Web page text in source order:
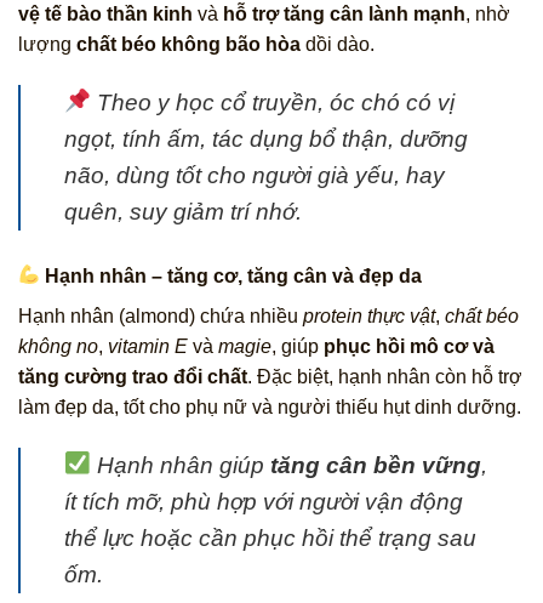
vệ tế bào thần kinh và hỗ trợ tăng cân lành mạnh, nhờ
lượng chất béo không bão hòa dồi dào.
Theo y học cổ truyền, óc chó có vị
ngọt, tính ấm, tác dụng bổ thận, dưỡng
não, dùng tốt cho người già yếu, hay
quên, suy giảm trí nhớ.
Hạnh nhân – tăng cơ, tăng cân và đẹp da
Hạnh nhân (almond) chứa nhiều protein thực vật, chất béo
không no, vitamin E và magie, giúp phục hồi mô cơ và
tăng cường trao đổi chất. Đặc biệt, hạnh nhân còn hỗ trợ
làm đẹp da, tốt cho phụ nữ và người thiếu hụt dinh dưỡng.
Hạnh nhân giúp tăng cân bền vững,
ít tích mỡ, phù hợp với người vận động
thể lực hoặc cần phục hồi thể trạng sau
ốm.